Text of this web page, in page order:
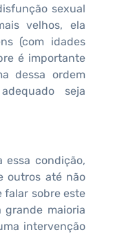
sexual
velhos, ela
(com idades
é importante
dessa ordem
seja
essa condição,
outros até não
falar sobre este
grande maioria
intervenção